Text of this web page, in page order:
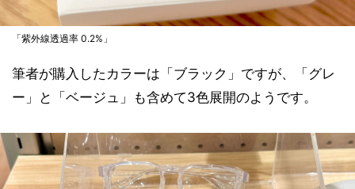
「紫外線透過率 0.2%」
筆者が購入したカラーは「ブラック」ですが、「グレ
ー」と「ベージュ」も含めて3色展開のようです。